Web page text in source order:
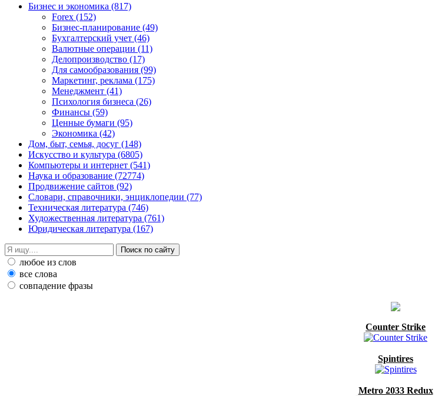
Бизнес и экономика (817)
Forex (152)
Бизнес-планирование (49)
Бухгалтерский учет (46)
Валютные операции (11)
Делопроизводство (17)
Для самообразования (99)
Маркетинг, реклама (175)
Менеджмент (41)
Психология бизнеса (26)
Финансы (59)
Ценные бумаги (95)
Экономика (42)
Дом, быт, семья, досуг (148)
Искусство и культура (6805)
Компьютеры и интернет (541)
Наука и образование (72774)
Продвижение сайтов (92)
Словари, справочники, энциклопедии (77)
Техническая литература (746)
Художественная литература (761)
Юридическая литература (167)
любое из слов
все слова
совпадение фразы
Counter Strike
Spintires
Metro 2033 Redux